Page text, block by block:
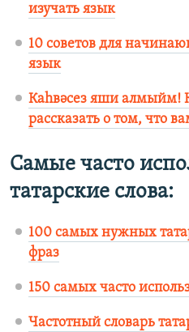
изучать язык
10 советов для
язык
Каһвәсез яши алмыйм!
рассказать о том, что
Самые часто
татарские слова:
100 самых нужных
фраз
150 самых часто
Частотный словарь